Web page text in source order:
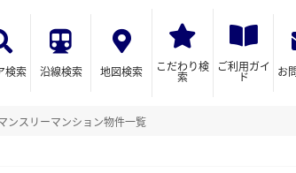
検索 沿線検索 地図検索 こだわり検
索
ご利用ガイ
ド お
ンスリーマンション物件一覧